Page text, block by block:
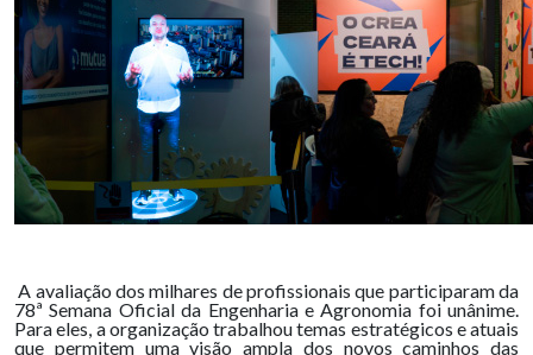
A avaliação dos milhares de profissionais que participaram da
78ª Semana Oficial da Engenharia e Agronomia foi unânime.
Para eles, a organização trabalhou temas estratégicos e atuais
que permitem uma visão ampla dos novos caminhos das